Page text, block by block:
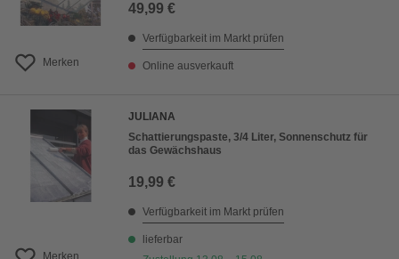
Merken
49,99 €
Verfügbarkeit im Markt prüfen
Online ausverkauft
Merken
JULIANA
Schattierungspaste, 3/4 Liter, Sonnenschutz für
das Gewächshaus
19,99 €
Verfügbarkeit im Markt prüfen
lieferbar